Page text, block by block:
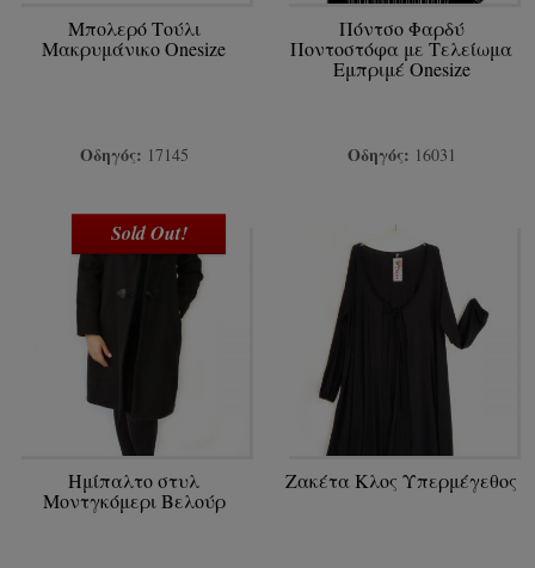
Μπολερό Τούλι
Μακρυμάνικο Onesize
Οδηγός: 17145
Πόντσο Φαρδύ
Ποντοστόφα με Τελείωμα
Εμπριμέ Onesize
Οδηγός: 16031
Sold Out!
Ημίπαλτο στυλ
Μοντγκόμερι Βελούρ
Ζακέτα Κλος Υπερμέγεθος